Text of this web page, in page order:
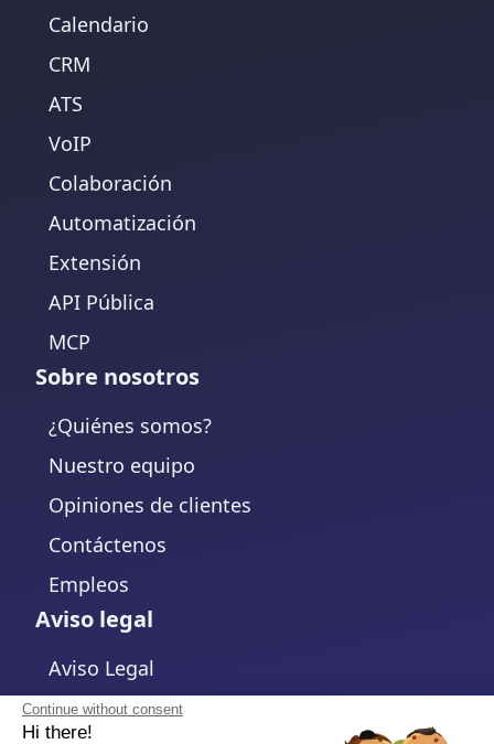
Continue without consent
Hi there!
Calendario
CRM
ATS
VoIP
Colaboración
Automatización
Extensión
API Pública
MCP
Sobre nosotros
¿Quiénes somos?
Nuestro equipo
Opiniones de clientes
Contáctenos
Empleos
Aviso legal
Aviso Legal
Política de Privacidad